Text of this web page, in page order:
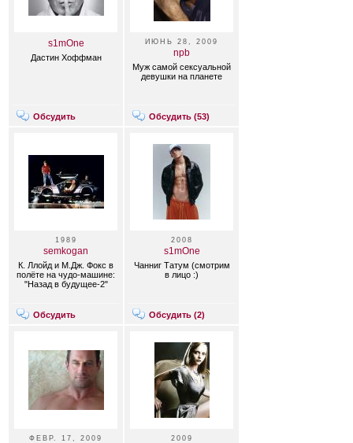
s1mOne
Дастин Хоффман
Обсудить
ИЮНЬ 28, 2009
npb
Муж самой сексуальной
девушки на планете
Обсудить (53)
1989
semkogan
К. Ллойд и М.Дж. Фокс в
полёте на чудо-машине:
"Назад в будущее-2"
Обсудить
2008
s1mOne
Чанниг Татум (смотрим
в лицо :)
Обсудить (2)
ФЕВР. 17, 2009 2009